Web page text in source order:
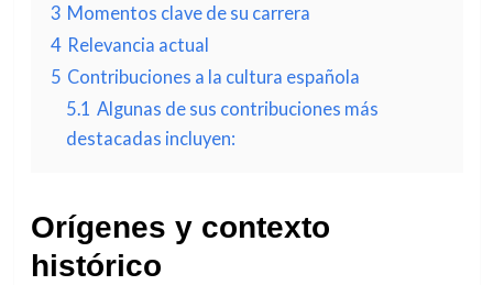
3 Momentos clave de su carrera
4 Relevancia actual
5 Contribuciones a la cultura española
5.1 Algunas de sus contribuciones más
destacadas incluyen:
Orígenes y contexto
histórico